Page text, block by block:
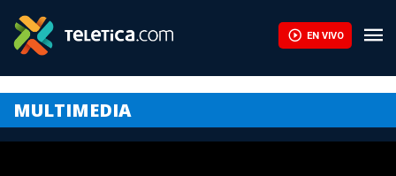
EN VIVO
MULTIMEDIA